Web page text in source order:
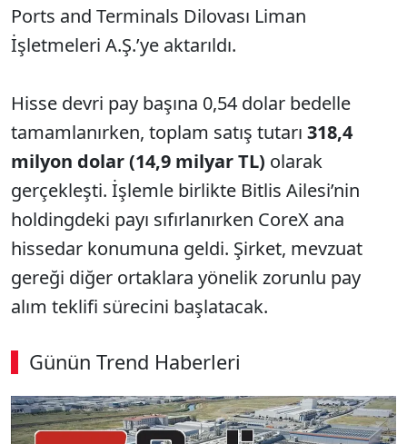
Ports and Terminals Dilovası Liman
İşletmeleri A.Ş.’ye aktarıldı.
Hisse devri pay başına 0,54 dolar bedelle
tamamlanırken, toplam satış tutarı 318,4
milyon dolar (14,9 milyar TL) olarak
gerçekleşti. İşlemle birlikte Bitlis Ailesi’nin
holdingdeki payı sıfırlanırken CoreX ana
hissedar konumuna geldi. Şirket, mevzuat
gereği diğer ortaklara yönelik zorunlu pay
alım teklifi sürecini başlatacak.
Günün Trend Haberleri